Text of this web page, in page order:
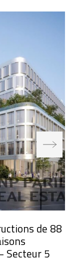
de 88
Secteur 5